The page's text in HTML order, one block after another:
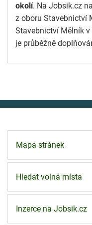
okolí. Na Jobsik.cz
z oboru Stavebnictví
Stavebnictví Mělník v
je průběžně
Mapa stránek
Hledat volná místa
Inzerce na Jobsik.cz